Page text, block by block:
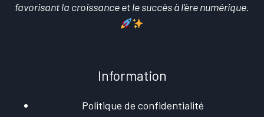
favorisant la croissance et le succès à l'ère numérique.
Information
Politique de confidentialité